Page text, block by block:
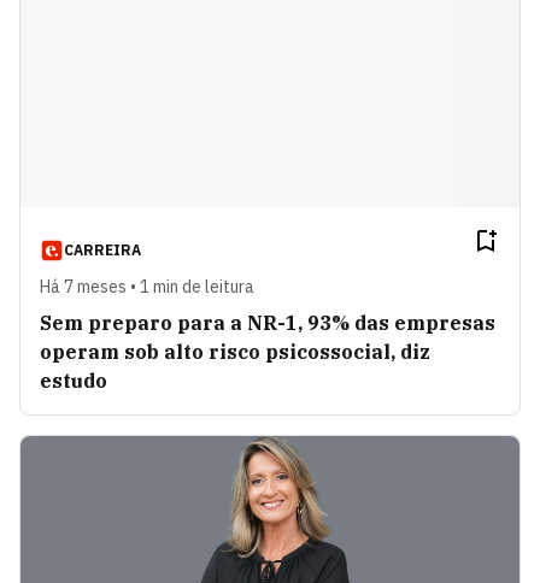
CARREIRA
Há 7 meses • 1 min de leitura
Sem preparo para a NR-1, 93% das empresas
operam sob alto risco psicossocial, diz
estudo